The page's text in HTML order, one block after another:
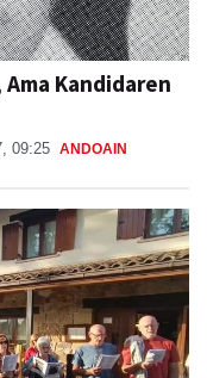
Kandidaren
09:25 ANDOAIN